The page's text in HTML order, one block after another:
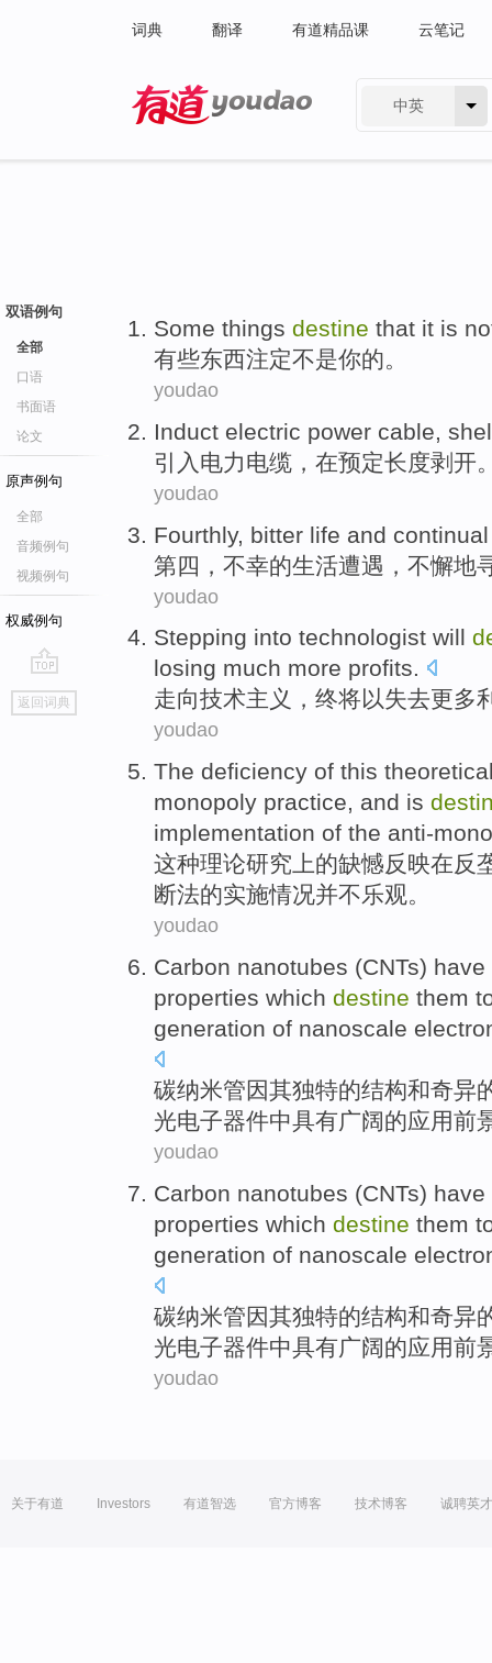
词典 翻译 有道精品课 云笔记
中英
双语例句
全部
口语
书面语
论文
原声例句
全部
音频例句
视频例句
权威例句
go
top
返回词典
Some things destine that it is
有些东西注定不是你的。
youdao
Induct electric power cable,
引入 电力电缆 ， 在预定长度剥开
youdao
Fourthly, bitter life and continual
第四 ， 不幸的生活遭遇， 不懈地
youdao
Stepping into technologist will
losing much more profits.
走向技术主义， 终将以失去更多
youdao
The deficiency of this
monopoly practice, and is
implementation of the anti-
这种理论研究 上的缺憾反映在反
断法的实施情况并不乐观。
youdao
Carbon nanotubes (CNTs) have
properties which destine them
generation of nanoscale
碳纳米管因其独特的结构和奇异
光电子器件中具有广阔的应用前
youdao
Carbon nanotubes (CNTs) have
properties which destine them
generation of nanoscale
碳纳米管因其独特的结构和奇异
光电子器件中具有广阔的应用前
youdao
关于有道 Investors 有道智选 官方博客 技术博客 诚聘英才